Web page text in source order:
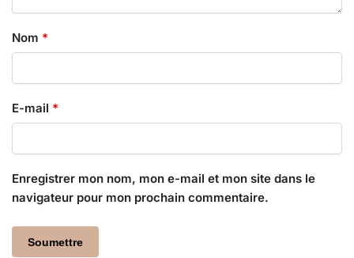
Nom *
E-mail *
Enregistrer mon nom, mon e-mail et mon site dans le
navigateur pour mon prochain commentaire.